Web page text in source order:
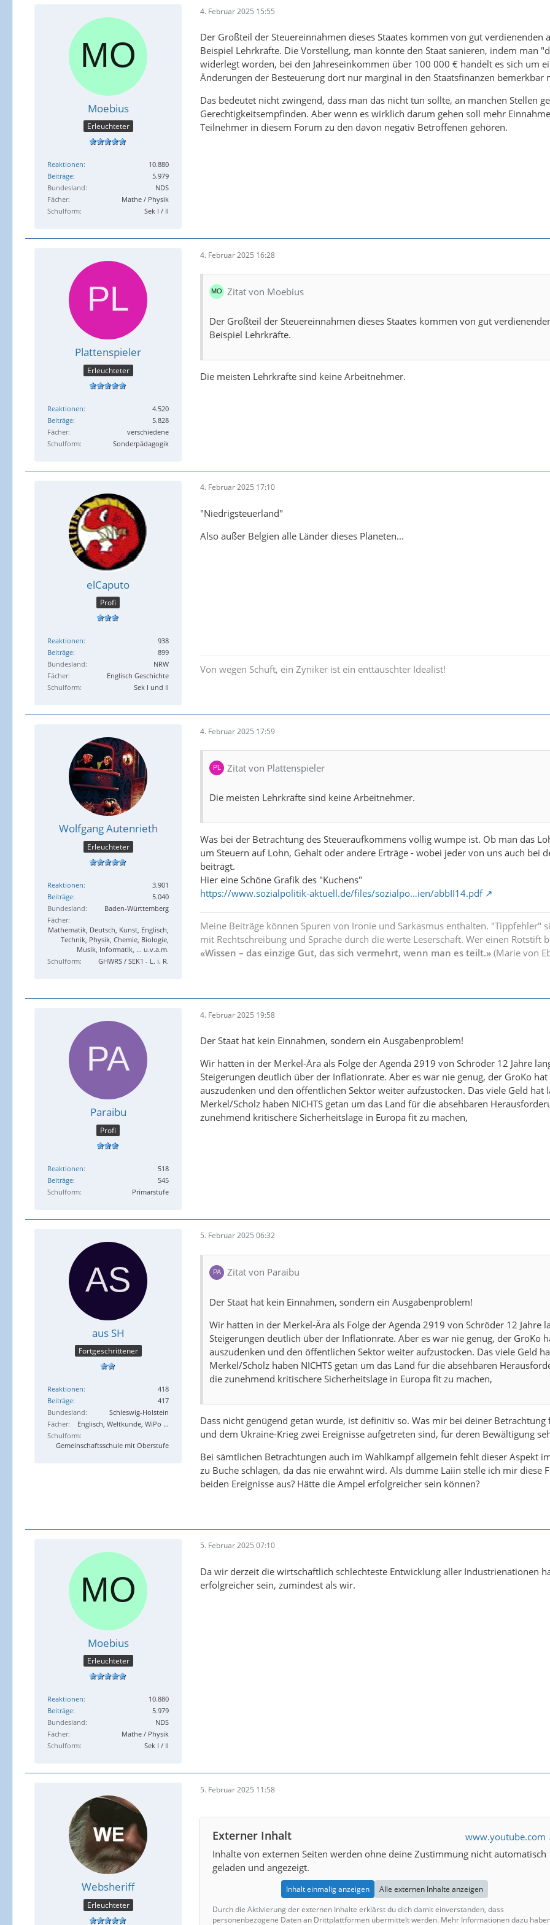
Moebius
Erleuchteter
Reaktionen
10.880
Beiträge
5.979
Bundesland
NDS
Fächer
Mathe / Physik
Schulform
Sek I / II
4. Februar 2025 15:55
Der Großteil der Steuereinnahmen dieses Staates kommen von gut
Beispiel Lehrkräfte. Die Vorstellung, man könnte den Staat sanieren, indem man
widerlegt worden, bei den Jahreseinkommen über 100 000 € handelt es sich um
Änderungen der Besteuerung dort nur marginal in den Staatsfinanzen bemerkbar
Das bedeutet nicht zwingend, dass man das nicht tun sollte, an manchen Stellen
Gerechtigkeitsempfinden. Aber wenn es wirklich darum gehen soll mehr
Teilnehmer in diesem Forum zu den davon negativ Betroffenen gehören.
Plattenspieler
Erleuchteter
Reaktionen
4.520
Beiträge
5.828
Fächer
verschiedene
Schulform
Sonderpädagogik
4. Februar 2025 16:28
Zitat von Moebius
Der Großteil der Steuereinnahmen dieses Staates kommen von gut
Beispiel Lehrkräfte.
Die meisten Lehrkräfte sind keine Arbeitnehmer.
elCaputo
Profi
Reaktionen
938
Beiträge
899
Bundesland
NRW
Fächer
Englisch Geschichte
Schulform
Sek I und II
4. Februar 2025 17:10
"Niedrigsteuerland"
Also außer Belgien alle Länder dieses Planeten...
Von wegen Schuft, ein Zyniker ist ein enttäuschter Idealist!
Wolfgang Autenrieth
Erleuchteter
Reaktionen
3.901
Beiträge
5.040
Bundesland
Baden-Württemberg
Fächer
Mathematik, Deutsch, Kunst, Englisch,
Technik, Physik, Chemie, Biologie,
Musik, Informatik, ... u.v.a.m.
Schulform
GHWRS / SEK1 - L. i. R.
4. Februar 2025 17:59
Zitat von Plattenspieler
Die meisten Lehrkräfte sind keine Arbeitnehmer.
Was bei der Betrachtung des Steueraufkommens völlig wumpe ist. Ob man das
um Steuern auf Lohn, Gehalt oder andere Erträge - wobei jeder von uns auch bei
beiträgt.
Hier eine Schöne Grafik des "Kuchens"
https://www.sozialpolitik-aktuell.de/files/sozialpo…ien/abbII14.pdf
Meine Beiträge können Spuren von Ironie und Sarkasmus enthalten.
mit Rechtschreibung und Sprache durch die werte Leserschaft. Wer einen
«Wissen – das einzige Gut, das sich vermehrt, wenn man es teilt.» (Marie von
Paraibu
Profi
Reaktionen
518
Beiträge
545
Schulform
Primarstufe
4. Februar 2025 19:58
Der Staat hat kein Einnahmen, sondern ein Ausgabenproblem!
Wir hatten in der Merkel-Ära als Folge der Agenda 2919 von Schröder 12 Jahre
Steigerungen deutlich über der Inflationrate. Aber es war nie genug, der GroKo
auszudenken und den öffentlichen Sektor weiter aufzustocken. Das viele Geld
Merkel/Scholz haben NICHTS getan um das Land für die absehbaren
zunehmend kritischere Sicherheitslage in Europa fit zu machen,
aus SH
Fortgeschrittener
Reaktionen
418
Beiträge
417
Bundesland
Schleswig-Holstein
Fächer
Englisch, Weltkunde, WiPo ...
Schulform
Gemeinschaftsschule mit Oberstufe
5. Februar 2025 06:32
Zitat von Paraibu
Der Staat hat kein Einnahmen, sondern ein Ausgabenproblem!
Wir hatten in der Merkel-Ära als Folge der Agenda 2919 von Schröder 12 Jahre
Steigerungen deutlich über der Inflationrate. Aber es war nie genug, der GroKo
auszudenken und den öffentlichen Sektor weiter aufzustocken. Das viele Geld
Merkel/Scholz haben NICHTS getan um das Land für die absehbaren
die zunehmend kritischere Sicherheitslage in Europa fit zu machen,
Dass nicht genügend getan wurde, ist definitiv so. Was mir bei deiner
und dem Ukraine-Krieg zwei Ereignisse aufgetreten sind, für deren Bewältigung
Bei sämtlichen Betrachtungen auch im Wahlkampf allgemein fehlt dieser Aspekt
zu Buche schlagen, da das nie erwähnt wird. Als dumme Laiin stelle ich mir diese
beiden Ereignisse aus? Hätte die Ampel erfolgreicher sein können?
Moebius
Erleuchteter
Reaktionen
10.880
Beiträge
5.979
Bundesland
NDS
Fächer
Mathe / Physik
Schulform
Sek I / II
5. Februar 2025 07:10
Da wir derzeit die wirtschaftlich schlechteste Entwicklung aller Industrienationen
erfolgreicher sein, zumindest als wir.
Websheriff
Erleuchteter
5. Februar 2025 11:58
Externer Inhalt
www.youtube.com
Inhalte von externen Seiten werden ohne deine Zustimmung nicht automatisch
geladen und angezeigt.
Inhalt einmalig anzeigen
Alle externen Inhalte anzeigen
Durch die Aktivierung der externen Inhalte erklärst du dich damit einverstanden, dass
personenbezogene Daten an Drittplattformen übermittelt werden. Mehr Informationen dazu